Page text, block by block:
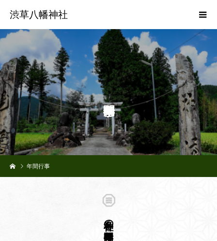
渋草八幡神社
年間行事
各神社の年間行事